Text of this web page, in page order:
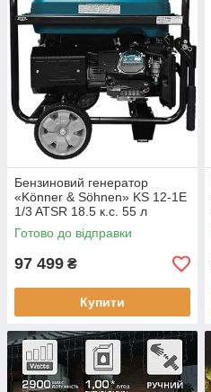
Бензиновий генератор
«Könner & Söhnen» KS 12-1E
1/3 ATSR 18.5 к.с. 55 л
Готово до відправки
97 499 ₴
Купити